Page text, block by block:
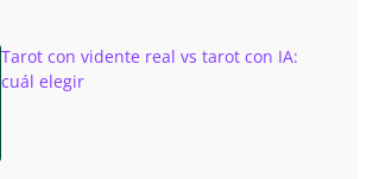
Tarot con vidente real vs tarot con IA:
cuál elegir